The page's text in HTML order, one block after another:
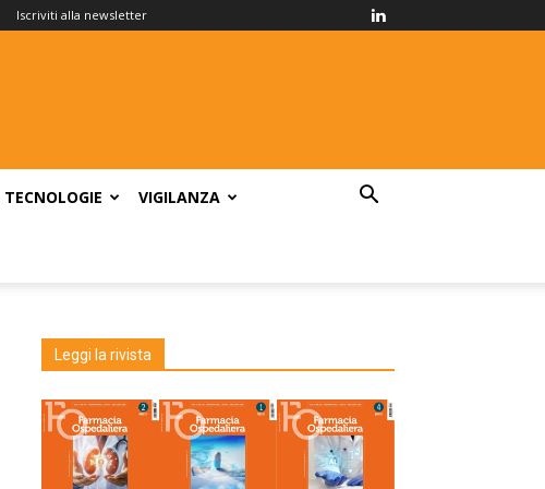
Iscriviti alla newsletter
TECNOLOGIE VIGILANZA
Leggi la rivista